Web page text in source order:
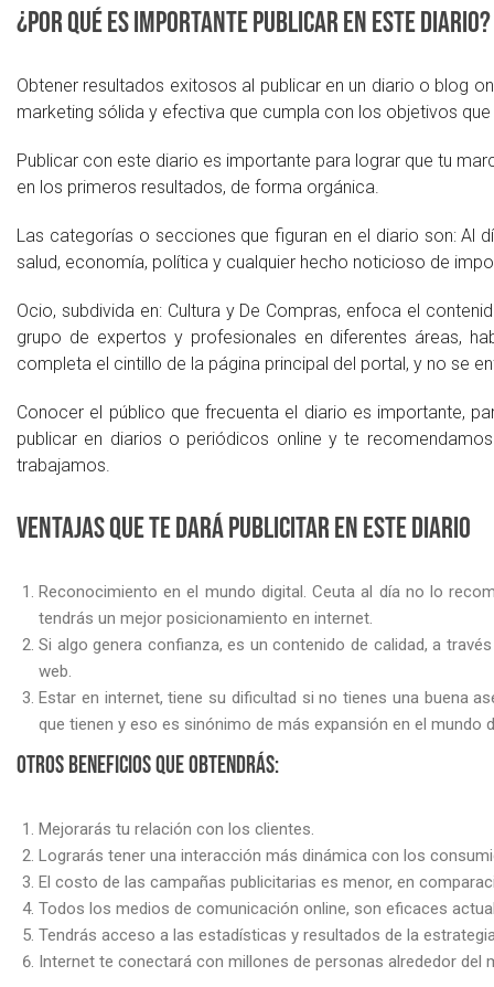
¿Por qué es importante publicar en este diario?
Obtener resultados exitosos al publicar en un diario o blog
marketing sólida y efectiva que cumpla con los objetivos
Publicar con este diario es importante para lograr que tu
en los primeros resultados, de forma orgánica.
Las categorías o secciones que figuran en el diario son: Al
salud, economía, política y cualquier hecho noticioso de
Ocio, subdivida en: Cultura y De Compras, enfoca el
grupo de expertos y profesionales en diferentes áreas,
completa el cintillo de la página principal del portal, y no se
Conocer el público que frecuenta el diario es importante,
publicar en diarios o periódicos online y te
trabajamos.
Ventajas que te dará publicitar en este diario
Reconocimiento en el mundo digital. Ceuta al día no lo
tendrás un mejor posicionamiento en internet.
Si algo genera confianza, es un contenido de calidad, a
web.
Estar en internet, tiene su dificultad si no tienes una buena
que tienen y eso es sinónimo de más expansión en el mundo
Otros beneficios que obtendrás:
Mejorarás tu relación con los clientes.
Lograrás tener una interacción más dinámica con los
El costo de las campañas publicitarias es menor, en
Todos los medios de comunicación online, son eficaces
Tendrás acceso a las estadísticas y resultados de la
Internet te conectará con millones de personas alrededor del